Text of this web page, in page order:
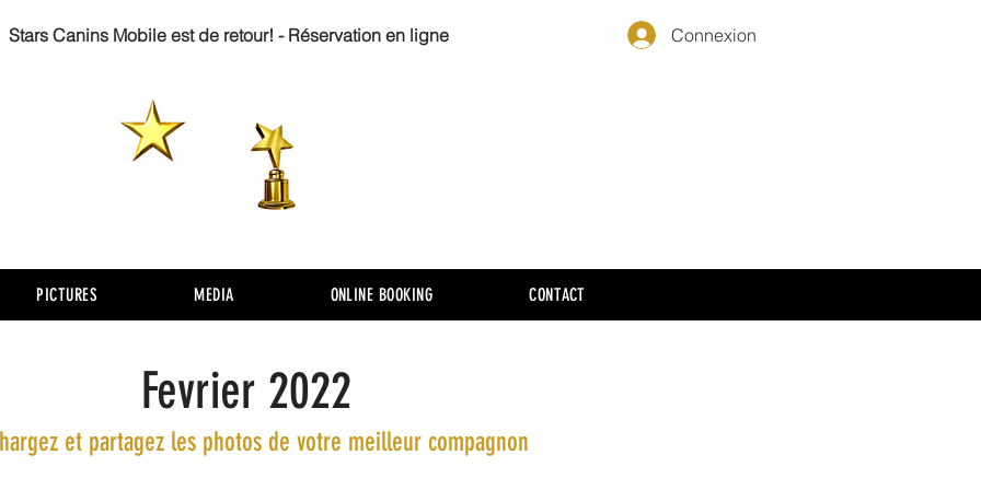
Stars Canins Mobile est de retour! - Réservation en ligne Connexion
PICTURES MEDIA ONLINE BOOKING CONTACT
Fevrier 2022
et partagez les photos de votre meilleur compagnon